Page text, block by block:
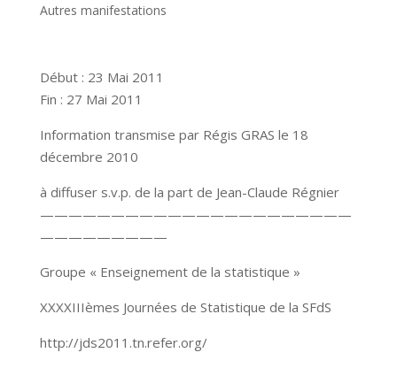
Autres manifestations
Début : 23 Mai 2011
Fin : 27 Mai 2011
Information transmise par Régis GRAS le 18
décembre 2010
à diffuser s.v.p. de la part de Jean-Claude Régnier
——————————————————————
—————————
Groupe « Enseignement de la statistique »
XXXXIIIèmes Journées de Statistique de la SFdS
http://jds2011.tn.refer.org/